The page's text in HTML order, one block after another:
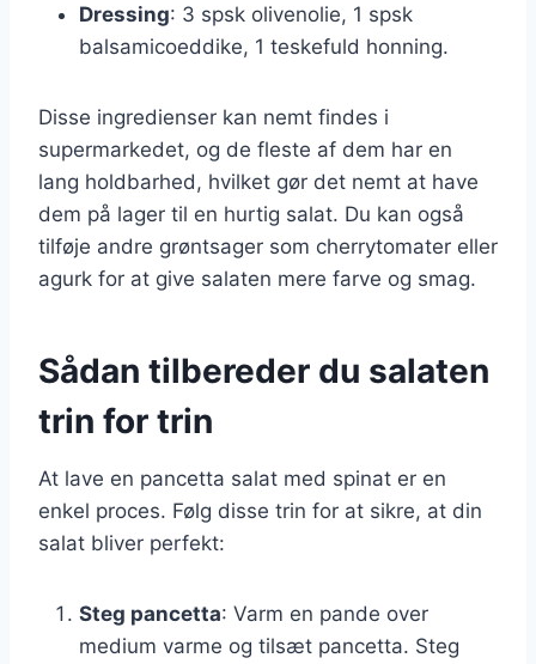
Dressing: 3 spsk olivenolie, 1 spsk
balsamicoeddike, 1 teskefuld honning.
Disse ingredienser kan nemt findes i
supermarkedet, og de fleste af dem har en
lang holdbarhed, hvilket gør det nemt at have
dem på lager til en hurtig salat. Du kan også
tilføje andre grøntsager som cherrytomater eller
agurk for at give salaten mere farve og smag.
Sådan tilbereder du salaten
trin for trin
At lave en pancetta salat med spinat er en
enkel proces. Følg disse trin for at sikre, at din
salat bliver perfekt:
Steg pancetta: Varm en pande over
medium varme og tilsæt pancetta. Steg